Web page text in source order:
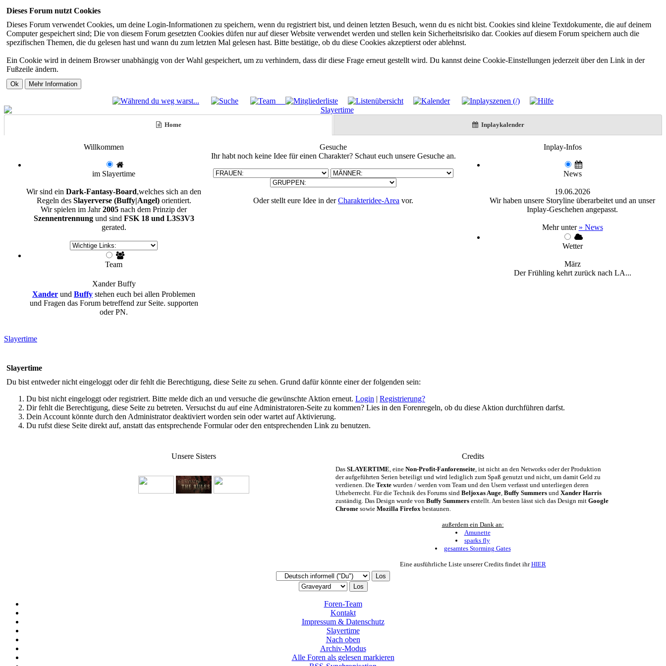
Dieses Forum nutzt Cookies
Dieses Forum verwendet Cookies, um deine Login-Informationen zu speichern, wenn du registriert bist, und deinen letzten Besuch, wenn du es nicht bist. Cookies sind kleine Textdokumente, die auf deinem
Computer gespeichert sind; Die von diesem Forum gesetzten Cookies düfen nur auf dieser Website verwendet werden und stellen kein Sicherheitsrisiko dar. Cookies auf diesem Forum speichern auch die
spezifischen Themen, die du gelesen hast und wann du zum letzten Mal gelesen hast. Bitte bestätige, ob du diese Cookies akzeptierst oder ablehnst.
Ein Cookie wird in deinem Browser unabhängig von der Wahl gespeichert, um zu verhindern, dass dir diese Frage erneut gestellt wird. Du kannst deine Cookie-Einstellungen jederzeit über den Link in der
Fußzeile ändern.
Home Inplaykalender
Willkommen
im Slayertime
Wir sind ein Dark-Fantasy-Board,welches sich an den
Regeln des Slayerverse (Buffy|Angel)orientiert.
Wir spielen im Jahr2005 nach dem Prinzip der
Szennentrennungund sind FSK 18 und L3S3V3
gerated.
Team
Xander Buffy
Xander und Buffy stehen euch bei allen Problemen
und Fragen das Forum betreffend zur Seite. supporten
oder PN.
Gesuche
Ihr habt noch keine Idee für einen Charakter? Schaut euch unsere Gesuche an.
Oder stellt eure Idee in derCharakteridee-Area vor.
Inplay-Infos
News
19.06.2026
Wir haben unsere Storyline überarbeitet und an unser
Inplay-Geschehen angepasst.
Mehr unter » News
Wetter
März
Der Frühling kehrt zurück nach LA...
Slayertime
Slayertime
Du bist entweder nicht eingeloggt oder dir fehlt die Berechtigung, diese Seite zu sehen. Grund dafür könnte einer der folgenden sein:
Du bist nicht eingeloggt oder registriert. Bitte melde dich an und versuche die gewünschte Aktion erneut. Login | Registrierung?
Dir fehlt die Berechtigung, diese Seite zu betreten. Versuchst du auf eine Administratoren-Seite zu kommen? Lies in den Forenregeln, ob du diese Aktion durchführen darfst.
Dein Account könnte durch den Administrator deaktiviert worden sein oder wartet auf Aktivierung.
Du rufst diese Seite direkt auf, anstatt das entsprechende Formular oder den entsprechenden Link zu benutzen.
Unsere Sisters Credits
Das SLAYERTIME, eine Non-Profit-Fanforenseite, ist nicht an den Networks oder der Produktion
der aufgeführten Serien beteiligt und wird lediglich zum Spaß genutzt und nicht, um damit Geld zu
verdienen. Die Texte wurden / werden vom Team und den Usern verfasst und unterliegen deren
Urheberrecht. Für die Technik des Forums sind Beljoxas Auge, Buffy Summers und Xander Harris
zuständig. Das Design wurde von Buffy Summers erstellt. Am besten lässt sich das Design mit Google
Chrome sowie Mozilla Firefox bestaunen.
außerdem ein Dank an:
Amunette
sparks fly
gesamtes Storming Gates
Eine ausführliche Liste unserer Credits findet ihrHIER
Foren-Team
Kontakt
Impressum & Datenschutz
Slayertime
Nach oben
Archiv-Modus
Alle Foren als gelesen markieren